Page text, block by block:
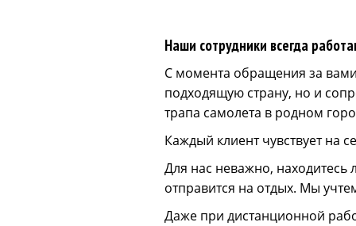
Наши сотрудники всегда
С момента обращения за
подходящую страну, но и
трапа самолета в родном
Каждый клиент чувствует на
Для нас неважно, находитесь
отправится на отдых. Мы
Даже при дистанционной